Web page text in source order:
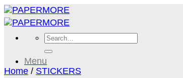
Skip
to
content
Search
Menu
Home / STICKERS